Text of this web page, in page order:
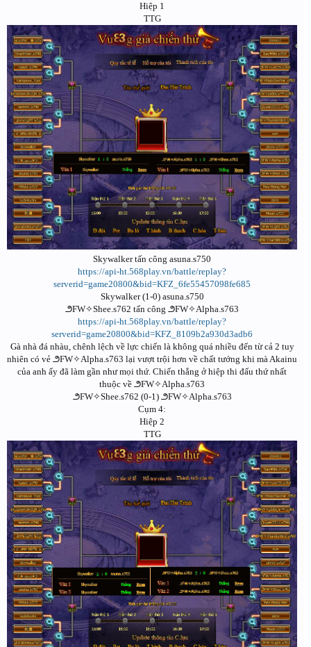
Hiệp 1
TTG
Skywalker tấn công asuna.s750
https://api-ht.568play.vn/battle/replay?
serverid=game20800&bid=KFZ_6fe55457098fe685
Skywalker (1-0) asuna.s750
౨FW✧Shee.s762 tấn công ౨FW✧Alpha.s763
https://api-ht.568play.vn/battle/replay?
serverid=game20800&bid=KFZ_8109b2a930d3adb6
Gà nhà đá nhàu, chênh lệch về lực chiến là không quá nhiều đến từ cả 2 tuy
nhiên có vẻ ౨FW✧Alpha.s763 lại vượt trội hơn về chất tướng khi mà Akainu
của anh ấy đã làm gần như mọi thứ. Chiến thắng ở hiệp thi đấu thứ nhất
thuộc về ౨FW✧Alpha.s763
౨FW✧Shee.s762 (0-1) ౨FW✧Alpha.s763
Cụm 4:
Hiệp 2
TTG